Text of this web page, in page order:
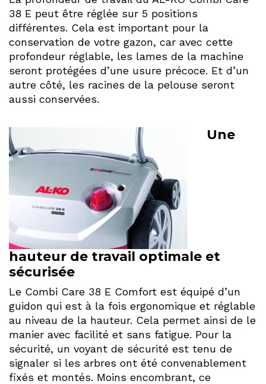
38 E peut être réglée sur 5 positions
différentes. Cela est important pour la
conservation de votre gazon, car avec cette
profondeur réglable, les lames de la machine
seront protégées d’une usure précoce. Et d’un
autre côté, les racines de la pelouse seront
aussi conservées.
Une
hauteur de travail optimale et
sécurisée
Le Combi Care 38 E Comfort est équipé d’un
guidon qui est à la fois ergonomique et réglable
au niveau de la hauteur. Cela permet ainsi de le
manier avec facilité et sans fatigue. Pour la
sécurité, un voyant de sécurité est tenu de
signaler si les arbres ont été convenablement
fixés et montés. Moins encombrant, ce